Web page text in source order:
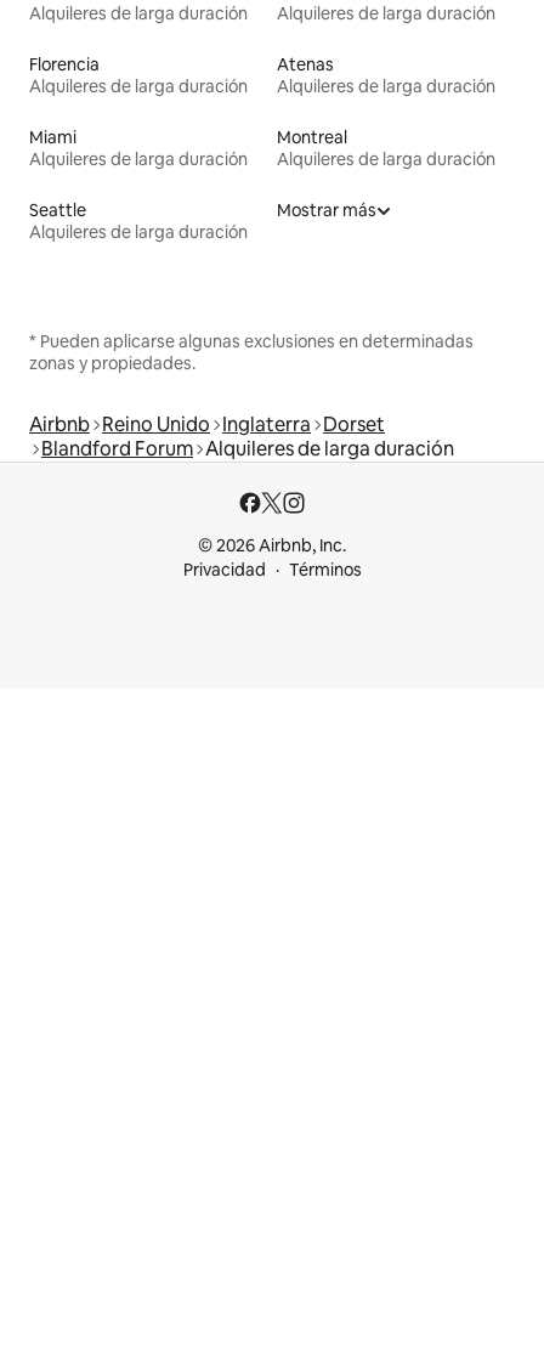
Alquileres de larga duración
Alquileres de larga duración
Florencia
Alquileres de larga duración
Atenas
Alquileres de larga duración
Miami
Alquileres de larga duración
Montreal
Alquileres de larga duración
Seattle
Alquileres de larga duración
Mostrar más
* Pueden aplicarse algunas exclusiones en determinadas
zonas y propiedades.
Airbnb Reino Unido Inglaterra Dorset
Blandford Forum Alquileres de larga duración
© 2026 Airbnb, Inc.
Privacidad
Términos